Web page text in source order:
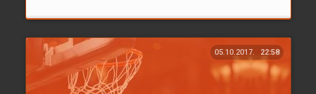
05.10.2017. 22:58